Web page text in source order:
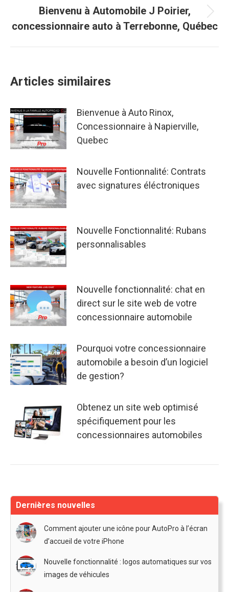
Article
suivant
:
Bienvenu à Automobile J Poirier,
concessionnaire auto à Terrebonne, Québec
Articles similaires
Bienvenue à Auto Rinox,
Concessionnaire à Napierville,
Quebec
Nouvelle Fontionnalité: Contrats
avec signatures éléctroniques
Nouvelle Fonctionnalité: Rubans
personnalisables
Nouvelle fonctionnalité: chat en
direct sur le site web de votre
concessionnaire automobile
Pourquoi votre concessionnaire
automobile a besoin d’un logiciel
de gestion?
Obtenez un site web optimisé
spécifiquement pour les
concessionnaires automobiles
Dernières nouvelles
Comment ajouter une icône pour AutoPro à l’écran
d’accueil de votre iPhone
Nouvelle fonctionnalité : logos automatiques sur vos
images de véhicules